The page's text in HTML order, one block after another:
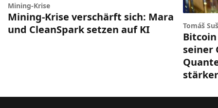
Mining-Krise
Mining-Krise verschärft sich: Mara
und CleanSpark setzen auf KI
Tomáš
seiner
stärker